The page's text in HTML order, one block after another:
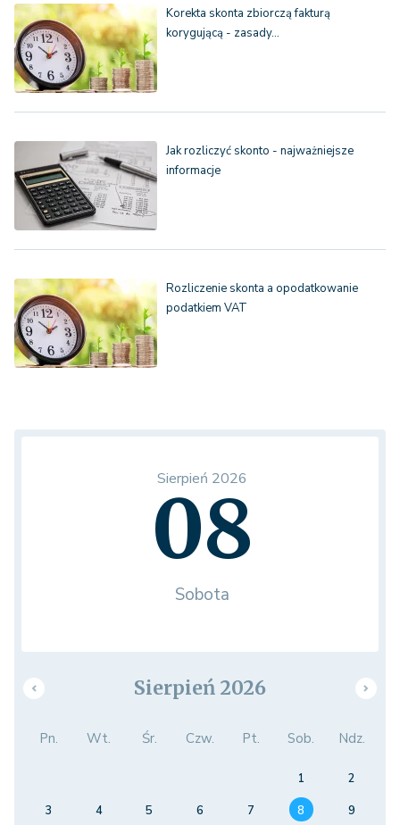
Korekta skonta zbiorczą fakturą
korygującą - zasady…
Jak rozliczyć skonto - najważniejsze
informacje
Rozliczenie skonta a opodatkowanie
podatkiem VAT
Sierpień 2026
08
Sobota
Sierpień 2026
Pn. Wt. Śr. Czw. Pt. Sob. Ndz.
1
2
3
4 5 6 7 8
9